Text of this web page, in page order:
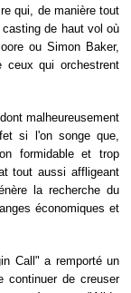
qui, de manière tout
de haut vol où
ou Simon Baker,
ceux qui orchestrent
malheureusement
si l'on songe que,
formidable et trop
tout aussi affligeant
la recherche du
économiques et
Call" a remporté un
continuer de creuser